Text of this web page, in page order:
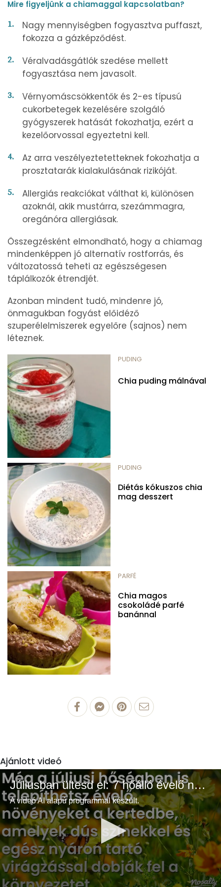
Mire figyeljünk a chiamaggal kapcsolatban?
Nagy mennyiségben fogyasztva puffaszt,
fokozza a gázképződést.
Véralvadásgátlók szedése mellett
fogyasztása nem javasolt.
Vérnyomáscsökkentők és 2-es típusú
cukorbetegek kezelésére szolgáló
gyógyszerek hatását fokozhatja, ezért a
kezelőorvossal egyeztetni kell.
Az arra veszélyeztetetteknek fokozhatja a
prosztatarák kialakulásának rizikóját.
Allergiás reakciókat válthat ki, különösen
azoknál, akik mustárra, szezámmagra,
oregánóra allergiásak.
Összegzésként elmondható, hogy a chiamag
mindenképpen jó alternatív rostforrás, és
változatossá teheti az egészségesen
táplálkozók étrendjét.
Azonban mindent tudó, mindenre jó,
önmagukban fogyást előidéző
szuperélelmiszerek egyelőre (sajnos) nem
léteznek.
PUDING
Chia puding málnával
PUDING
Diétás kókuszos chia
mag desszert
PARFÉ
Chia magos
csokoládé parfé
banánnal
Ajánlott videó
Júliusban ültesd el: 7 hőálló évelő növény a színes és buja kertért
A videó AI alapú programmal készült.